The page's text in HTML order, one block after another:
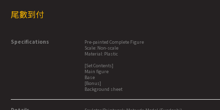
尾數到付
Specifications
Pre-painted Complete Figure
Scale: Non-scale
Material: Plastic
[Set Contents]
Main figure
Base
[Bonus]
Background sheet